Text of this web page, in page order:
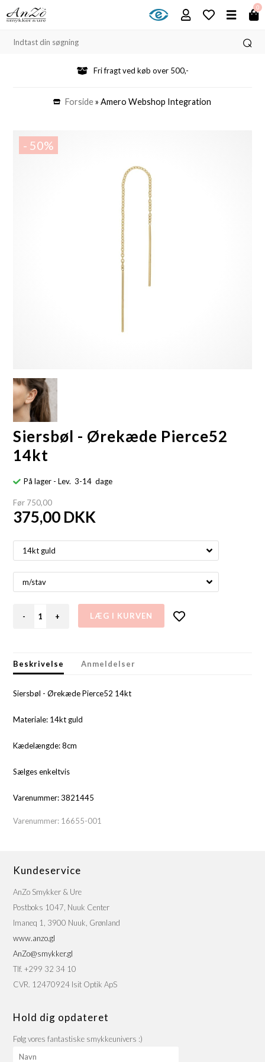
0
Fri fragt ved køb over 500,-
Forside»Amero Webshop Integration
- 50%
Siersbøl - Ørekæde Pierce52
14kt
På lager - Lev. 3-14 dage
Før 750,00
375,00 DKK
- +
Beskrivelse Anmeldelser
Siersbøl - Ørekæde Pierce52 14kt
Materiale: 14kt guld
Kædelængde: 8cm
Sælges enkeltvis
Varenummer: 3821445
Varenummer: 16655-001
Kundeservice
AnZo Smykker & Ure
Postboks 1047, Nuuk Center
Imaneq 1, 3900 Nuuk, Grønland
www.anzo.gl
AnZo@smykker.gl
Tlf. +299 32 34 10
CVR. 12470924 Isit Optik ApS
Hold dig opdateret
Følg vores fantastiske smykkeunivers :)